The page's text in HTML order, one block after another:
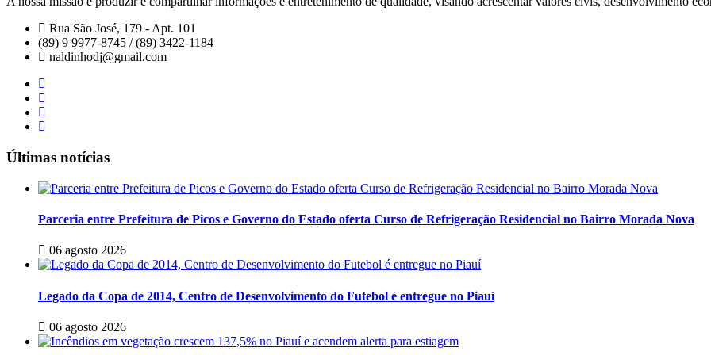
Rua São José, 179 - Apt. 101
(89) 9 9977-8745 / (89) 3422-1184
naldinhodj@gmail.com
Últimas notícias
Parceria entre Prefeitura de Picos e Governo do Estado oferta Curso de Refrigeração Residencial no Bairro Morada Nova
06 agosto 2026
Legado da Copa de 2014, Centro de Desenvolvimento do Futebol é entregue no Piauí
06 agosto 2026